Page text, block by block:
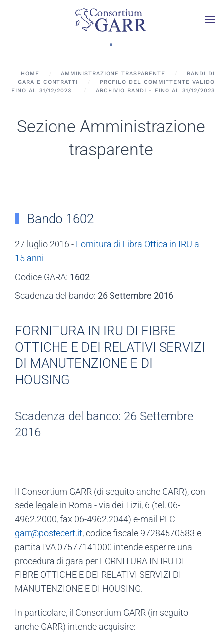
Skip to main content
HOME AMMINISTRAZIONE TRASPARENTE
BANDI DI
GARA E CONTRATTI
PROFILO DEL COMMITTENTE VALIDO
FINO AL 31/12/2023
ARCHIVIO BANDI - FINO AL 31/12/2023
Sezione Amministrazione
trasparente
Bando 1602
27 luglio 2016 - Fornitura di Fibra Ottica in IRU a
15 anni
Codice GARA: 1602
Scadenza del bando: 26 Settembre 2016
FORNITURA IN IRU DI FIBRE
OTTICHE E DEI RELATIVI SERVIZI
DI MANUTENZIONE E DI
HOUSING
Scadenza del bando: 26 Settembre
2016
Il Consortium GARR (di seguito anche GARR), con
sede legale in Roma - via dei Tizii, 6 (tel. 06-
4962.2000, fax 06-4962.2044) e-mail PEC
garr@postecert.it, codice fiscale 97284570583 e
partita IVA 07577141000 intende esperire una
procedura di gara per FORNITURA IN IRU DI
FIBRE OTTICHE E DEI RELATIVI SERVIZI DI
MANUTENZIONE E DI HOUSING.
In particolare, il Consortium GARR (in seguito
anche GARR) intende acquisire: